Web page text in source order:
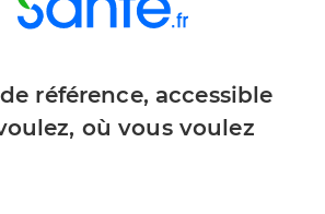
référence, accessible
où vous voulez